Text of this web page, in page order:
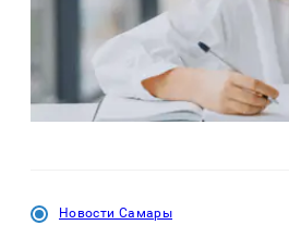
Новости Самары